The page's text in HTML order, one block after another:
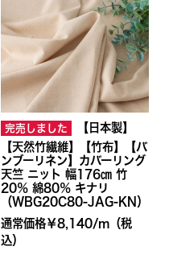
完売しました
【日本製】
【天然竹繊維】【竹布】【バ
ンブーリネン】カバーリング
天竺 ニット 幅176㎝ 竹
20％ 綿80％ キナリ
（WBG20C80-JAG-KN）
通常価格￥8,140/ｍ （税
込）